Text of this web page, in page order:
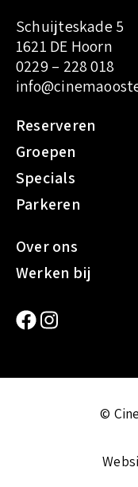
Schuijteskade 5
1621 DE Hoorn
0229 – 228 018
Reserveren
Groepen
Specials
Parkeren
Over ons
Werken bij
©